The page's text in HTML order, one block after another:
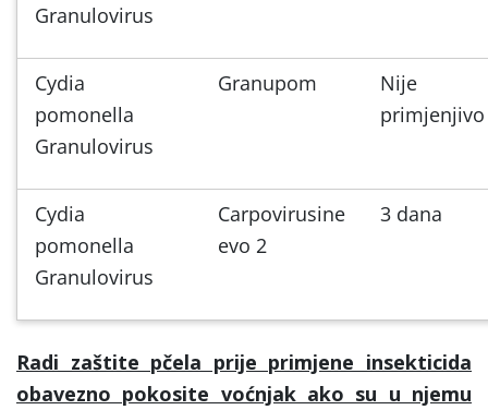
Granulovirus
Cydia
pomonella
Granulovirus
Granupom
Nije
primjenjivo
Cydia
pomonella
Granulovirus
Carpovirusine
evo 2
3 dana
Radi zaštite pčela prije primjene insekticida
obavezno pokosite voćnjak ako su u njemu